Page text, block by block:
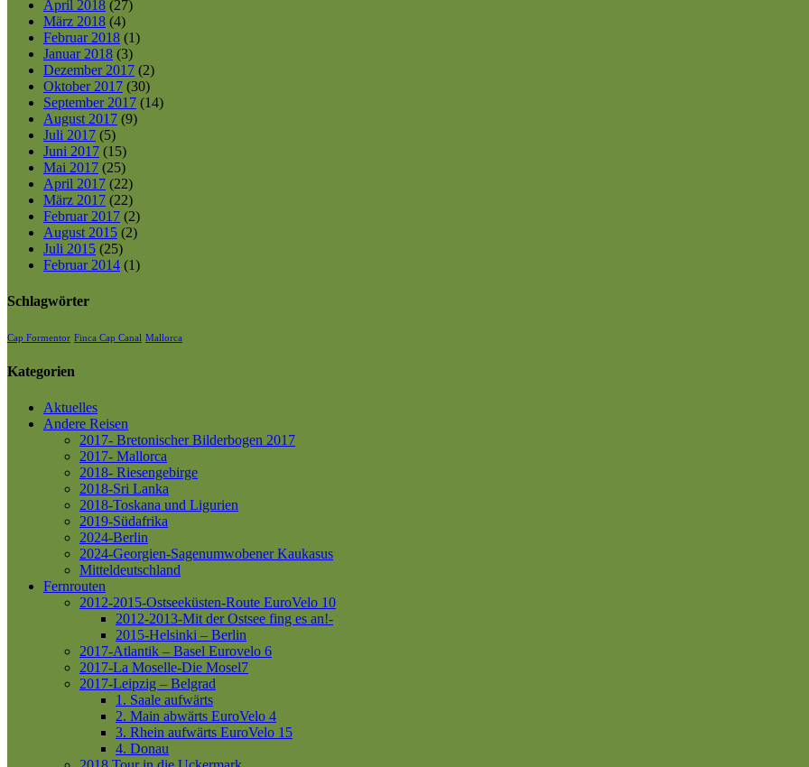
April 2018 (27)
März 2018 (4)
Februar 2018 (1)
Januar 2018 (3)
Dezember 2017 (2)
Oktober 2017 (30)
September 2017 (14)
August 2017 (9)
Juli 2017 (5)
Juni 2017 (15)
Mai 2017 (25)
April 2017 (22)
März 2017 (22)
Februar 2017 (2)
August 2015 (2)
Juli 2015 (25)
Februar 2014 (1)
Schlagwörter
Cap Formentor Finca Cap Canal Mallorca
Kategorien
Aktuelles
Andere Reisen
2017- Bretonischer Bilderbogen 2017
2017- Mallorca
2018- Riesengebirge
2018-Sri Lanka
2018-Toskana und Ligurien
2019-Südafrika
2024-Berlin
2024-Georgien-Sagenumwobener Kaukasus
Mitteldeutschland
Fernrouten
2012-2015-Ostseeküsten-Route EuroVelo 10
2012-2013-Mit der Ostsee fing es an!-
2015-Helsinki – Berlin
2017-Atlantik – Basel Eurovelo 6
2017-La Moselle-Die Mosel7
2017-Leipzig – Belgrad
1. Saale aufwärts
2. Main abwärts EuroVelo 4
3. Rhein aufwärts EuroVelo 15
4. Donau